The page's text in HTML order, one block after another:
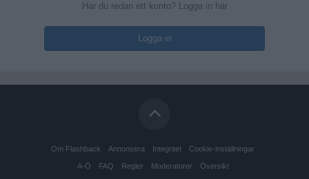
Har du redan ett konto? Logga in här
Logga in
Om Flashback Annonsera Integritet Cookie-inställningar
A-Ö FAQ Regler Moderatorer Översikt